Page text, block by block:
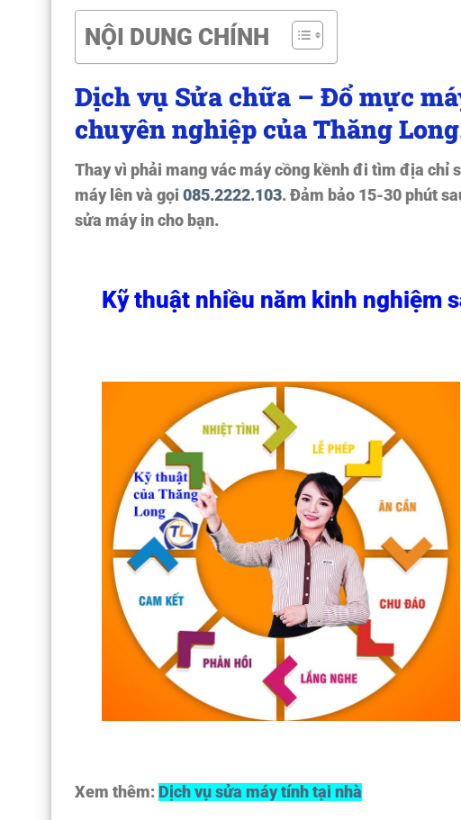
NỘI DUNG CHÍNH
Dịch vụ Sửa chữa – Đổ mực
chuyên nghiệp của Thăng
Thay vì phải mang vác máy cồng kềnh đi tìm địa chỉ
máy lên và gọi085.2222.103. Đảm bảo 15-30 phút
sửa máy in cho bạn.
Kỹ thuật nhiều năm kinh nghiệm
Xem thêm: Dịch vụ sửa máy tính tại nhà